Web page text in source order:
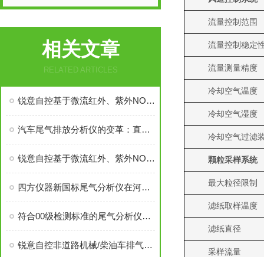
相关文章
RELATED ARTICLES
锐意自控基于微流红外、紫外NOX传感器、汽车尾气分析仪通过多省计量认证
汽车尾气排放分析仪的变革：直测法替换转化炉法
锐意自控基于微流红外、紫外NOX传感器的汽车尾气分析仪通过多省计量认证
四方仪器新国标尾气分析仪在河南省批量投入市场
符合00级检测标准的尾气分析仪如何应对“国六”标准？
锐意自控非道路机械/柴油车排气烟度检测系统助力尾气环保执'法检测
流量控制范围
流量控制稳定
流量测量精度
冷却空气温度
冷却空气湿度
冷却空气过滤
颗粒采样系统
最大粒径限制
滤纸取样温度
滤纸直径
采样流量